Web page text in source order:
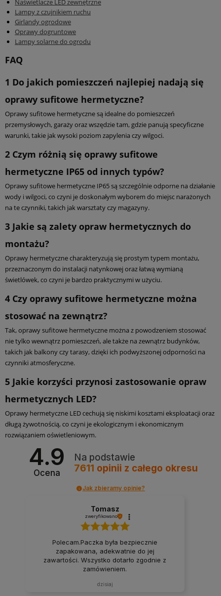
Naświetlacze LED zewnętrzne
Lampy z czujnikiem ruchu
Girlandy ogrodowe
Oprawy dogruntowe
Lampy solarne do ogrodu
FAQ
1 Do jakich pomieszczeń najlepiej nadają się
oprawy sufitowe hermetyczne?
Oprawy sufitowe hermetyczne są idealne do pomieszczeń
przemysłowych, garaży oraz wszędzie tam, gdzie panują specyficzne
warunki, takie jak wysoki poziom zapylenia czy wilgoci.
2 Czym różnią się oprawy sufitowe
hermetyczne IP65 od innych typów?
Oprawy sufitowe hermetyczne IP65 są szczególnie odporne na działanie
wody i wilgoci, co czyni je doskonałym wyborem do miejsc narażonych
na te czynniki, takich jak warsztaty czy magazyny.
3 Jakie są zalety opraw hermetycznych do
montażu?
Oprawy hermetyczne charakteryzują się prostym typem montażu,
przeznaczonym do instalacji natynkowej oraz łatwą wymianą
świetlówek, co czyni je bardzo praktycznymi w użyciu.
4 Czy oprawy sufitowe hermetyczne można
stosować na zewnątrz?
Tak, oprawy sufitowe hermetyczne można z powodzeniem stosować
nie tylko wewnątrz pomieszczeń, ale także na zewnątrz budynków,
takich jak balkony czy tarasy, dzięki ich podwyższonej odporności na
czynniki atmosferyczne.
5 Jakie korzyści przynosi zastosowanie opraw
hermetycznych LED?
Oprawy hermetyczne LED cechują się niskimi kosztami eksploatacji oraz
długą żywotnością, co czyni je ekologicznym i ekonomicznym
rozwiązaniem oświetleniowym.
4.9
Ocena
Na podstawie
7611 opinii z całego okresu
Jak zbieramy opinie?
Tomasz
zweryfikowano
Polecam.Paczka była bezpiecznie
zapakowana, adekwatnie do jej
zawartości. Wszystko dotarło zgodnie z
zamówieniem.
dzisiaj